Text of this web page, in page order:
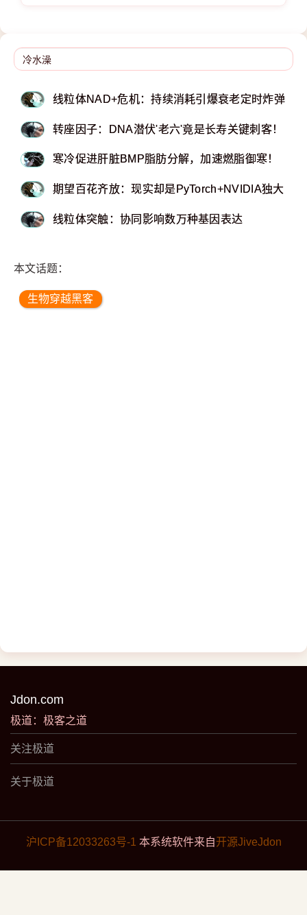
线粒体NAD+危机：持续消耗引爆衰老定时炸弹
转座因子：DNA潜伏'老六'竟是长寿关键刺客！
寒冷促进肝脏BMP脂肪分解，加速燃脂御寒！
期望百花齐放：现实却是PyTorch+NVIDIA独大
线粒体突触：协同影响数万种基因表达
本文话题：
生物穿越黑客
Jdon.com
极道：极客之道
关注极道
关于极道
沪ICP备12033263号-1 本系统软件来自开源JiveJdon